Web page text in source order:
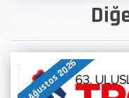
07 Ağustos 2026